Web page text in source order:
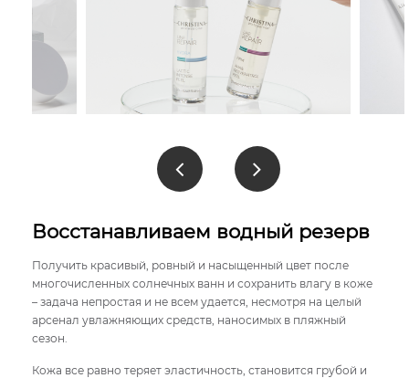
Восстанавливаем водный резерв
Получить красивый, ровный и насыщенный цвет после
многочисленных солнечных ванн и сохранить влагу в коже
– задача непростая и не всем удается, несмотря на целый
арсенал увлажняющих средств, наносимых в пляжный
сезон.
Кожа все равно теряет эластичность, становится грубой и